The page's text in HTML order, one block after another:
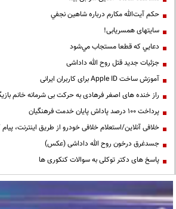
حكم آيت‌الله مكارم درباره شاهين نجفي
سایتهای همسریابی!
دعايي كه قطعا مستجاب مي‌شود
جزئیات جدید قتل روح الله داداشی
آموزش ساخت Apple ID برای کاربران ایرانی
راز خنده های اصغر فرهادی به حرکت بی شرمانه خانم
پرداخت ۱۰۰ درصد پاداش پایان خدمت فرهنگیان
خلافی آنلاین/استعلام خلافی خودرو از طریق اینترنت، پیام
جسدغرق درخون روح الله داداشی (عکس)
پاسخ های دکتر توکلی به سوالات کنکوری ها